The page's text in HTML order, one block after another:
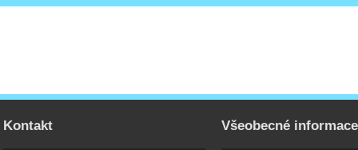
Kontakt Všeobecné informace